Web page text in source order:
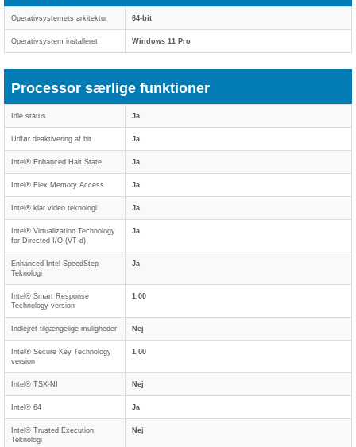
Operativsystemets arkitektur 64-bit
Operativsystem installeret Windows 11 Pro
Processor særlige funktioner
Idle status Ja
Udfør deaktivering af bit Ja
Intel® Enhanced Halt State Ja
Intel® Flex Memory Access Ja
Intel® klar video teknologi Ja
Intel® Virtualization Technology
for Directed I/O (VT-d)
Ja
Enhanced Intel SpeedStep
Teknologi
Ja
Intel® Smart Response
Technology version
1,00
Indlejret tilgængelige muligheder Nej
Intel® Secure Key Technology
version
1,00
Intel® TSX-NI Nej
Intel® 64 Ja
Intel® Trusted Execution
Teknologi
Nej